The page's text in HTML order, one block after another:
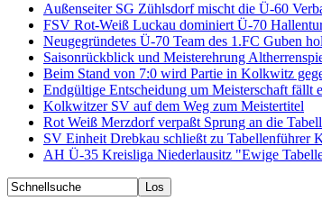
Außenseiter SG Zühlsdorf mischt die Ü-60
FSV Rot-Weiß Luckau dominiert Ü-70
Neugegründetes Ü-70 Team des 1.FC Guben
Saisonrückblick und Meisterehrung
Beim Stand von 7:0 wird Partie in Kolkwitz
Endgültige Entscheidung um Meisterschaft fällt
Kolkwitzer SV auf dem Weg zum Meistertitel
Rot Weiß Merzdorf verpaßt Sprung an die
SV Einheit Drebkau schließt zu
AH Ü-35 Kreisliga Niederlausitz "Ewige